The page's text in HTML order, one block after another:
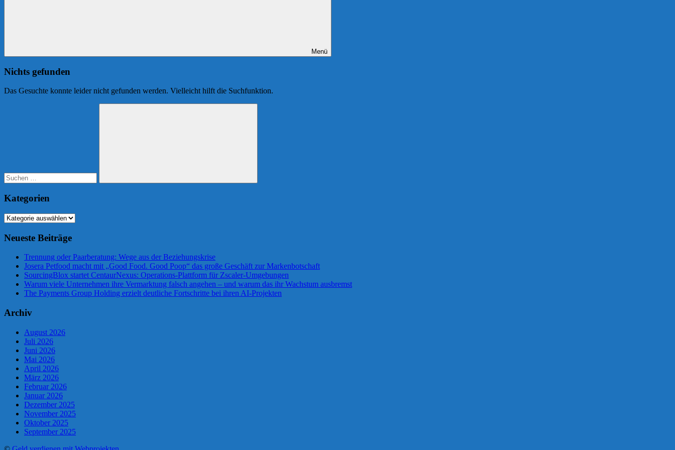
Menü
Nichts gefunden
Das Gesuchte konnte leider nicht gefunden werden. Vielleicht hilft die Suchfunktion.
Suchen
Kategorien
Kategorien
Neueste Beiträge
Trennung oder Paarberatung: Wege aus der Beziehungskrise
Josera Petfood macht mit „Good Food. Good Poop“ das große Geschäft zur Markenbotschaft
SourcingBlox startet CentaurNexus: Operations-Plattform für Zscaler-Umgebungen
Warum viele Unternehmen ihre Vermarktung falsch angehen – und warum das ihr Wachstum ausbremst
The Payments Group Holding erzielt deutliche Fortschritte bei ihren AI-Projekten
Archiv
August 2026
Juli 2026
Juni 2026
Mai 2026
April 2026
März 2026
Februar 2026
Januar 2026
Dezember 2025
November 2025
Oktober 2025
September 2025